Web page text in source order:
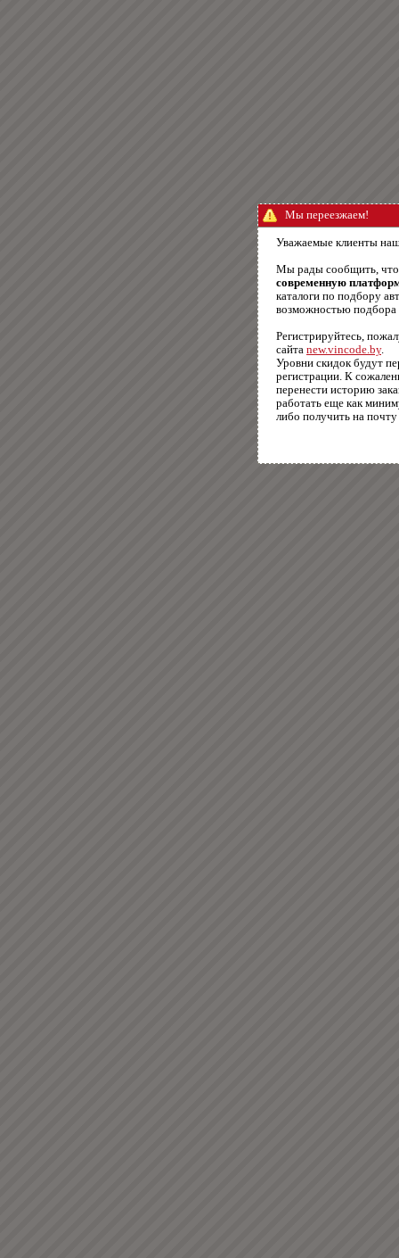
Мы переезжаем!
Уважаемые клиенты
Мы рады сообщить,
современную
каталоги по подбору
возможностью подбора
Регистрируйтесь,
сайта new.vincode.by.
Уровни скидок будут
регистрации. К
перенести историю
работать еще как
либо получить на